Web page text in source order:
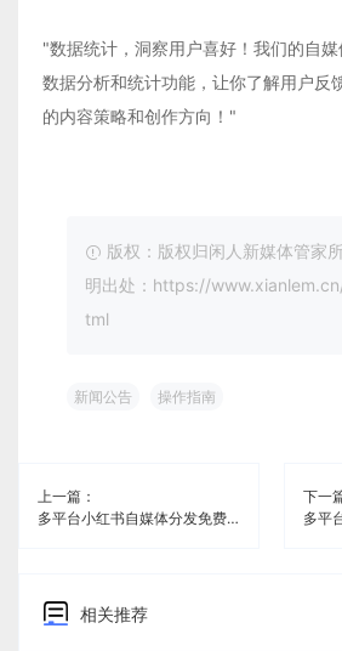
"数据统计，洞察用户喜好！我们的自
数据分析和统计功能，让你了解用户反
的内容策略和创作方向！"
版权：版权归闲人新媒体管家
明出处：https://
tml
新闻公告 操作指南
上一篇：
多平台小红书自媒体分发免费软件《闲人新媒体管家》
下一
相关推荐